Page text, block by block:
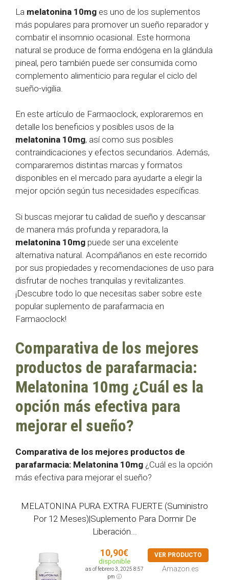
La melatonina 10mg es uno de los suplementos
más populares para promover un sueño reparador y
combatir el insomnio ocasional. Este hormona
natural se produce de forma endógena en la glándula
pineal, pero también puede ser consumida como
complemento alimenticio para regular el ciclo del
sueño-vigilia.
En este artículo de Farmaoclock, exploraremos en
detalle los beneficios y posibles usos de la
melatonina 10mg, así como sus posibles
contraindicaciones y efectos secundarios. Además,
compararemos distintas marcas y formatos
disponibles en el mercado para ayudarte a elegir la
mejor opción según tus necesidades específicas.
Si buscas mejorar tu calidad de sueño y descansar
de manera más profunda y reparadora, la
melatonina 10mg puede ser una excelente
alternativa natural. Acompáñanos en este recorrido
por sus propiedades y recomendaciones de uso para
disfrutar de noches tranquilas y revitalizantes.
¡Descubre todo lo que necesitas saber sobre este
popular suplemento de parafarmacia en
Farmaoclock!
Comparativa de los mejores
productos de parafarmacia:
Melatonina 10mg ¿Cuál es la
opción más efectiva para
mejorar el sueño?
Comparativa de los mejores productos de
parafarmacia: Melatonina 10mg ¿Cuál es la opción
más efectiva para mejorar el sueño?
MELATONINA PURA EXTRA FUERTE (Suministro
Por 12 Meses)|Suplemento Para Dormir De
Liberación...
10,90€
disponible
as of febrero 3, 2025 8:57
pm
VER PRODUCTO
Amazon.es